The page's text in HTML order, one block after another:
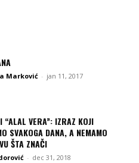
Marković - jan 11, 2017
“ALAL VERA”: IZRAZ KOJI
SVAKOGA DANA, A NEMAMO
ŠTA ZNAČI
- dec 31, 2018